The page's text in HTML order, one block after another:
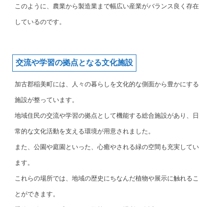
このように、農業から製造業まで幅広い産業がバランス良く存在
しているのです。
交流や学習の拠点となる文化施設
加古郡稲美町には、人々の暮らしを文化的な側面から豊かにする
施設が整っています。
地域住民の交流や学習の拠点として機能する総合施設があり、日
常的な文化活動を支える環境が用意されました。
また、公園や庭園といった、心癒やされる緑の空間も充実してい
ます。
これらの場所では、地域の歴史にちなんだ植物や展示に触れるこ
とができます。